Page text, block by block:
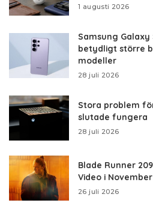
1 augusti 2026
Samsung
betydligt större
modeller
28 juli 2026
Stora problem
slutade fungera
28 juli 2026
Blade Runner
Video i November
26 juli 2026